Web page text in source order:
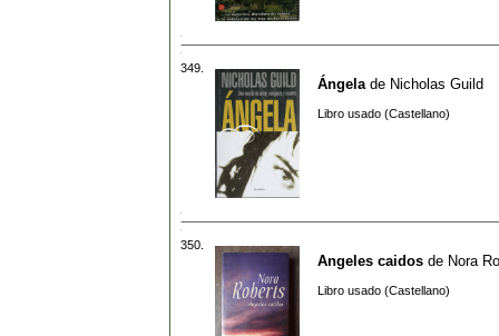
349.
Ángela de Nicholas Guild
Libro usado (Castellano)
350.
Angeles caidos de Nora
Libro usado (Castellano)